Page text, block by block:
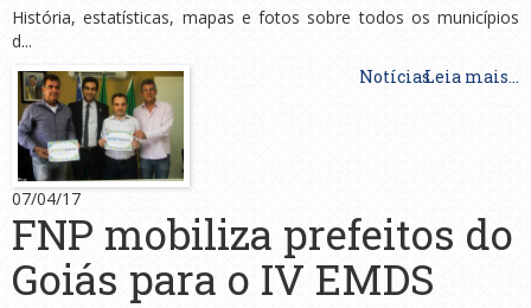
História, estatísticas, mapas e fotos sobre todos os municípios
d...
NotíciasLeia mais...
07/04/17
FNP mobiliza prefeitos do
Goiás para o IV EMDS